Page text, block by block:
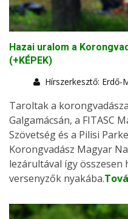
Hazai uralom a
(+KÉPEK)
Hírszerkesztő: Erdő-
Taroltak a
Galgamácsán, a FITASC
Szövetség és a Pilisi
Korongvadász Magyar
lezárultával így
versenyzők nyakába.